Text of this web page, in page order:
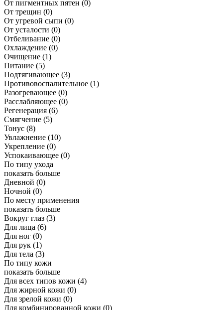
От пигментных пятен (0)
От трещин (0)
От угревой сыпи (0)
От усталости (0)
Отбеливание (0)
Охлаждение (0)
Очищение (1)
Питание (5)
Подтягивающее (3)
Противовоспалительное (1)
Разогревающее (0)
Расслабляющее (0)
Регенерация (6)
Смягчение (5)
Тонус (8)
Увлажнение (10)
Укрепление (0)
Успокаивающее (0)
По типу ухода
показать больше
Дневной (0)
Ночной (0)
По месту применения
показать больше
Вокруг глаз (3)
Для лица (6)
Для ног (0)
Для рук (1)
Для тела (3)
По типу кожи
показать больше
Для всех типов кожи (4)
Для жирной кожи (0)
Для зрелой кожи (0)
Для комбинированной кожи (0)